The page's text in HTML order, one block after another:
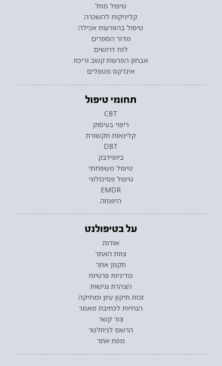
טיפול מוזל
קליניקות להשכרה
טיפול בהפרעות אכילה
מדור הספרים
לוח דרושים
אבחון הפרעות קשב וריכוז
אינדקס מטפלים
תחומי טיפול
CBT
ריפוי בעיסוק
קלינאות תקשורת
DBT
ביופידבק
טיפול משפחתי
טיפול פסיכולוגי
EMDR
היפנוזה
על בטיפולנט
אודות
צוות האתר
תקנון אתר
מדיניות פרטיות
הצהרת נגישות
זכות תיקון עיון ומחיקה
הנחיות לכתיבת מאמר
צור קשר
הרשם לניוזלטר
מפת אתר